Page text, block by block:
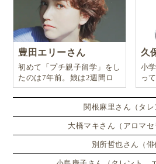
外を見れば横殴りの雨と風。
かつては、寒い冬に身体を温め
思います。
文化的背景や歴史へ
ばこそ深くなりますね！
いかがでしたか？ 今回はイギ
ステイ体験記＜教師宅ホームス
届けしました。次回は「イギリ
で得られた英語力編」をお届け
豊田エリーさん
初めて「プチ親子留学」をし
たのは7年前。娘は2週間ロ
ンドンのサマースクールに通
い、英語劇に挑戦したり、
久
小
っ
関根麻里さん（タレ
大橋マキさん（アロマセ
別所哲也さん（俳